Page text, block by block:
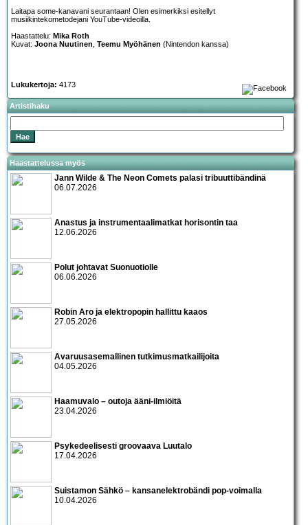
Laitapa some-kanavani seurantaan! Olen esimerkiksi esitellyt
musiikintekometodejani YouTube-videoilla.
Haastattelu: Mika Roth
Kuvat: Joona Nuutinen, Teemu Myöhänen (Nintendon kanssa)
Lukukertoja: 4173
Artistihaku
Haastattelussa myös
Jann Wilde & The Neon Comets palasi tribuuttibändinä
06.07.2026
Anastus ja instrumentaalimatkat horisontin taa
12.06.2026
Polut johtavat Suonuotiolle
06.06.2026
Robin Aro ja elektropopin hallittu kaaos
27.05.2026
Avaruusasemallinen tutkimusmatkailijoita
04.05.2026
Haamuvalo – outoja ääni-ilmiöitä
23.04.2026
Psykedeelisesti groovaava Luutalo
17.04.2026
Suistamon Sähkö – kansanelektrobändi pop-voimalla
10.04.2026